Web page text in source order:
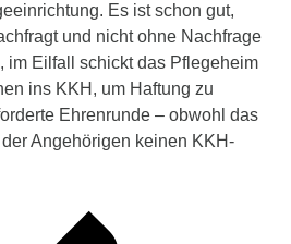
Es ist schon gut,
und nicht ohne Nachfrage
im Eilfall schickt das Pflegeheim
ins KKH, um Haftung zu
Ehrenrunde – obwohl das
Angehörigen keinen KKH-